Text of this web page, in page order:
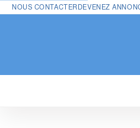
NOUS CONTACTERDEVENEZ